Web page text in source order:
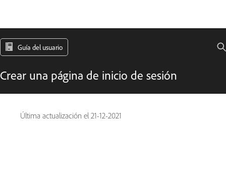
Guía del usuario
Crear una página de inicio de sesión
Última actualización el 21-12-2021